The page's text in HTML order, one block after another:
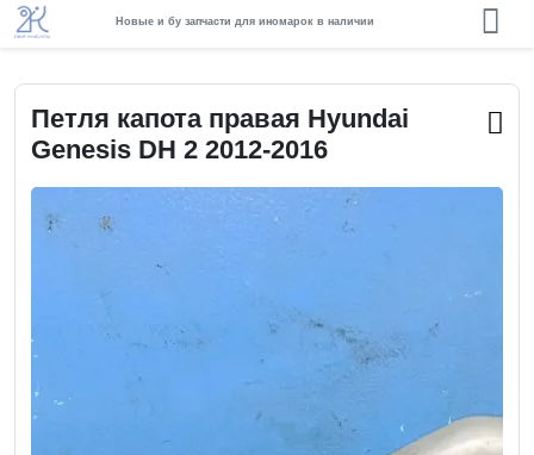
Новые и бу запчасти для иномарок в наличии
Петля капота правая Hyundai
Genesis DH 2 2012-2016